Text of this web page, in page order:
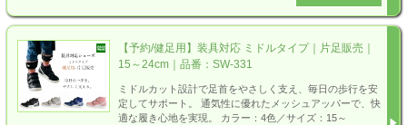
【予約/健足用】装具対応 ミドルタイプ｜片足販売｜
15～24cm｜品番：SW-331
ミドルカット設計で足首をやさしく支え、毎日の歩行を安
定してサポート。 通気性に優れたメッシュアッパーで、快
適な履き心地を実現。 カラー：4色／サイズ：15～